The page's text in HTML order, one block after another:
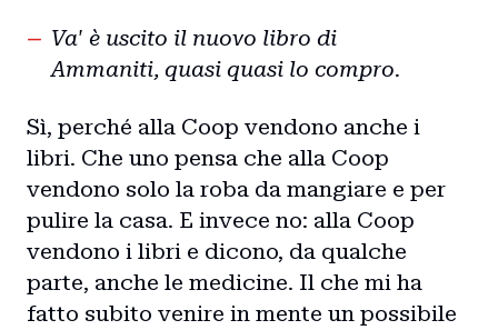
Va' è uscito il nuovo libro di
Ammaniti, quasi quasi lo compro.
Sì, perché alla Coop vendono anche i
libri. Che uno pensa che alla Coop
vendono solo la roba da mangiare e per
pulire la casa. E invece no: alla Coop
vendono i libri e dicono, da qualche
parte, anche le medicine. Il che mi ha
fatto subito venire in mente un possibile